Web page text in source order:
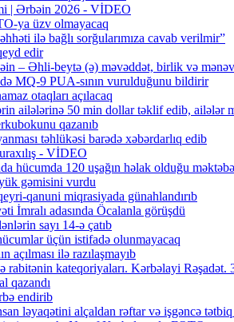
| Ərbəin 2026 - VİDEO
ya üzv olmayacaq
ilə bağlı sorğularımıza cavab verilmir”
edir
– Əhli-beytə (ə) məvəddət, birlik və
MQ-9 PUA-sının vurulduğunu bildirir
otaqları açılacaq
ailələrinə 50 min dollar təklif edib, ailələr
qazanıb
təhlükəsi barədə xəbərdarlıq edib
- VİDEO
hücumda 120 uşağın həlak olduğu
gəmisini vurdu
qanuni miqrasiyada günahlandırıb
İmralı adasında Öcalanla görüşdü
sayı 14-ə çatıb
üçün istifadə olunmayacaq
ilə razılaşmayıb
rabitənin kateqoriyaları. Kərbəlayi
qazandı
endirib
ləyaqətini alçaldan rəftar və işgəncə